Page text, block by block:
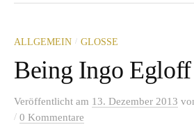
ALLGEMEIN / GLOSSE
Being Ingo Egloff
Veröffentlicht am 13. Dezember 2013
/ 0 Kommentare